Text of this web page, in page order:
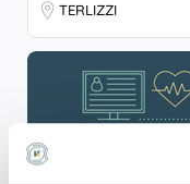
TERLIZZI